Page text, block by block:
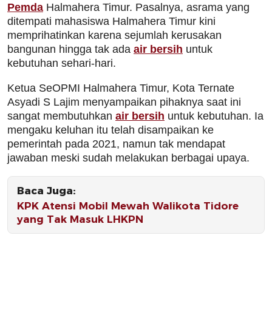
Pemda Halmahera Timur. Pasalnya, asrama yang
ditempati mahasiswa Halmahera Timur kini
memprihatinkan karena sejumlah kerusakan
bangunan hingga tak ada air bersih untuk
kebutuhan sehari-hari.
Ketua SeOPMI Halmahera Timur, Kota Ternate
Asyadi S Lajim menyampaikan pihaknya saat ini
sangat membutuhkan air bersih untuk kebutuhan. Ia
mengaku keluhan itu telah disampaikan ke
pemerintah pada 2021, namun tak mendapat
jawaban meski sudah melakukan berbagai upaya.
Baca Juga:
KPK Atensi Mobil Mewah Walikota Tidore
yang Tak Masuk LHKPN